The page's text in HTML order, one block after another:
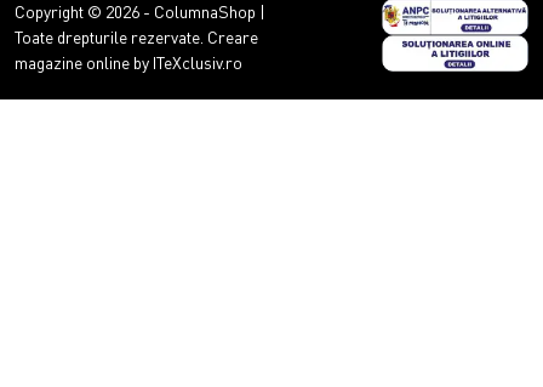
Copyright © 2026 - ColumnaShop |
Toate drepturile rezervate. Creare
magazine online by ITeXclusiv.ro